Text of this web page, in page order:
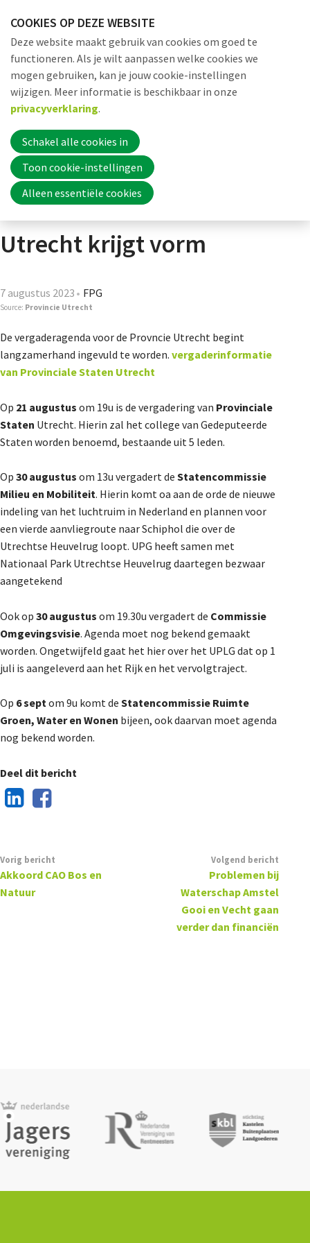
links
over
Jump
to
navigation
to
main
content
Actueel Nieuws Vergaderagenda Provinciale Staten Utrecht
Vergaderagenda
Provinciale Staten
Utrecht krijgt vorm
7 augustus 2023 FPG
Source: Provincie Utrecht
De vergaderagenda voor de Provncie Utrecht begint
langzamerhand ingevuld te worden. vergaderinformatie
van Provinciale Staten Utrecht
Op 21 augustus om 19u is de vergadering van Provinciale
Staten Utrecht. Hierin zal het college van Gedeputeerde
Staten worden benoemd, bestaande uit 5 leden.
Op 30 augustus om 13u vergadert de Statencommissie
Milieu en Mobiliteit. Hierin komt oa aan de orde de nieuwe
indeling van het luchtruim in Nederland en plannen voor
een vierde aanvliegroute naar Schiphol die over de
Utrechtse Heuvelrug loopt. UPG heeft samen met
Nationaal Park Utrechtse Heuvelrug daartegen bezwaar
aangetekend
Ook op 30 augustus om 19.30u vergadert de Commissie
Omgevingsvisie. Agenda moet nog bekend gemaakt
worden. Ongetwijfeld gaat het hier over het UPLG dat op 1
juli is aangeleverd aan het Rijk en het vervolgtraject.
Op 6 septom 9u komt de Statencommissie Ruimte
Groen, Water en Wonen bijeen, ook daarvan moet agenda
nog bekend worden.
Deel dit bericht
Vorig bericht
Akkoord CAO Bos en
Natuur
Volgend bericht
Problemen bij
Waterschap Amstel
Gooi en Vecht gaan
verder dan financiën
Word nu lid
Actueel
Nieuwsbrief
Provincies
De Landeigenaar
COOKIES OP DEZE WEBSITE
Deze website maakt gebruik van cookies om goed te
functioneren. Als je wilt aanpassen welke cookies we
mogen gebruiken, kan je jouw cookie-instellingen
wijzigen. Meer informatie is beschikbaar in onze
privacyverklaring.
Schakel alle cookies in
Toon cookie-instellingen
Alleen essentiële cookies